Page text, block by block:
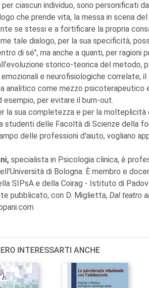
per ciascun individuo, sono personificati
che prende vita, la messa in scena
se stessi e a fortificare la propria
tale dialogo, per la sua specificità,
di sé", ma anche a quanti, per ragioni
storico-teorica del metodo,
e neurofisiologiche correlate,
analitico come mezzo psicoterapeutico
esempio, per evitare il burn-out.
la sua completezza e per la
studenti delle Facoltà di Scienze della
delle professioni d'aiuto, vogliano
specialista in Psicologia clinica, è
di Bologna. È membro e
SIPsA e della Coirag - Istituto di
pubblicato, con D. Miglietta, Dal teatro
INTERESSARTI ANCHE